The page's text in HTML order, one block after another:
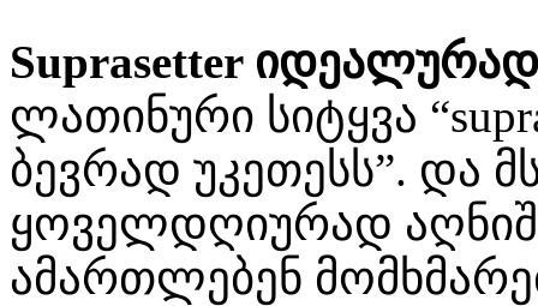
Suprasetter
ლათინური სიტყვა
ბევრად უკეთესს”. და
ყოველდღიურად
ამართლებენ